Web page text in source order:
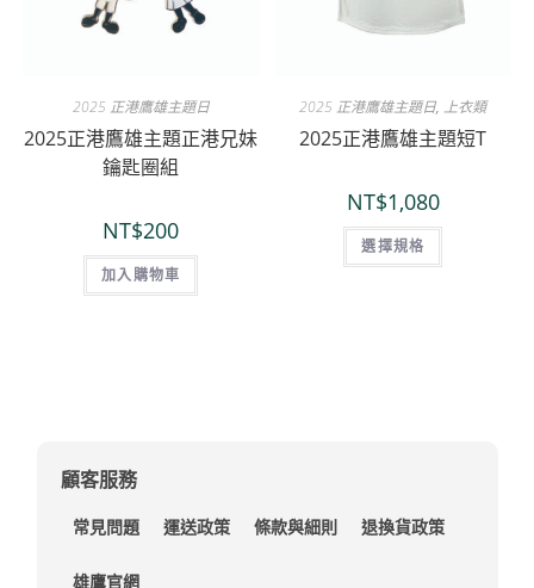
2025 正港鷹雄主題日
2025正港鷹雄主題正港兄妹
鑰匙圈組
NT$200
加入購物車
2025 正港鷹雄主題日, 上衣類
2025正港鷹雄主題短T
NT$1,080
選擇規格
顧客服務
常見問題 運送政策 條款與細則 退換貨政策
雄鷹官網